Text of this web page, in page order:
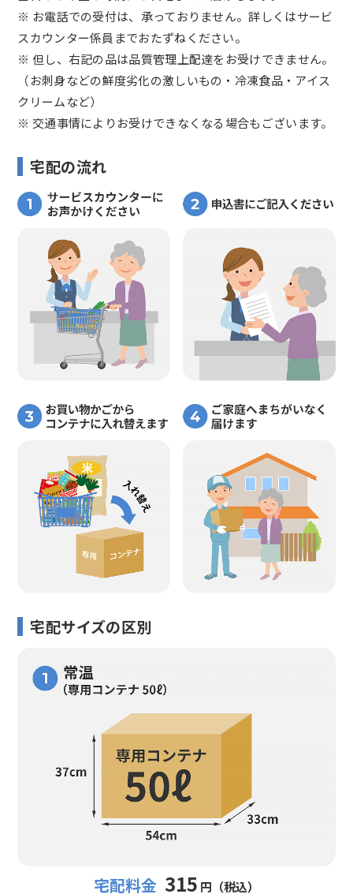
※ お電話での受付は、承っておりません。詳しくはサービ
スカウンター係員までおたずねください。
※ 但し、右記の品は品質管理上配達をお受けできません。
（お刺身などの鮮度劣化の激しいもの・冷凍食品・アイス
クリームなど）
※ 交通事情によりお受けできなくなる場合もございます。
宅配の流れ
宅配サイズの区別
宅配料金 315 円（税込）